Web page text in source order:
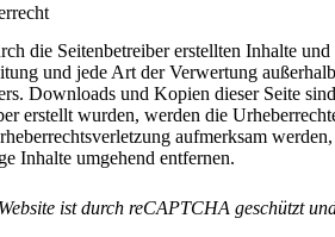
die Seitenbetreiber erstellten Inhalte
und jede Art der Verwertung
Downloads und Kopien dieser Seite
erstellt wurden, werden die
aufmerksam
Inhalte umgehend entfernen.
ist durch reCAPTCHA geschützt